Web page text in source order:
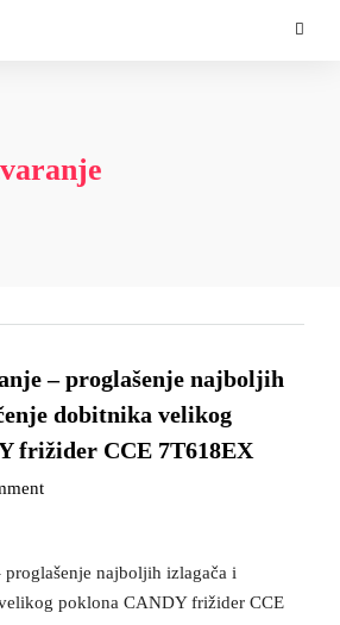
– proglašenje najboljih
dobitnika velikog
frižider CCE 7T618EX
proglašenje najboljih izlagača i
poklona CANDY frižider CCE